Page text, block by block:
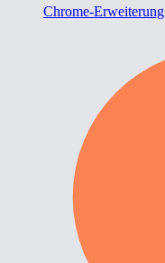
Chrome-Erweiterung